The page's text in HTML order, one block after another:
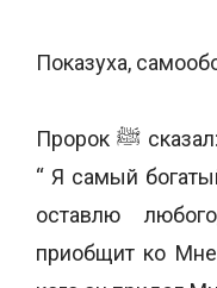
Показуха,
Пророк ﷺ сказал: «Всевышний Аллах сказал:
“ Я самый
оставлю
приобщит ко